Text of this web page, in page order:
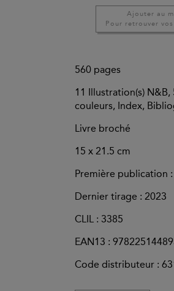
Ajouter au
Pour retrouver
560 pages
11 Illustration(s)
couleurs, Index,
Livre broché
15 x 21.5 cm
Première publication
Dernier tirage : 2023
CLIL : 3385
EAN13 :
Code distributeur :